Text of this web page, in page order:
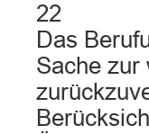
22
Das
Sache zur